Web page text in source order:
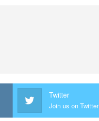
Twitter
Join us on Twitter